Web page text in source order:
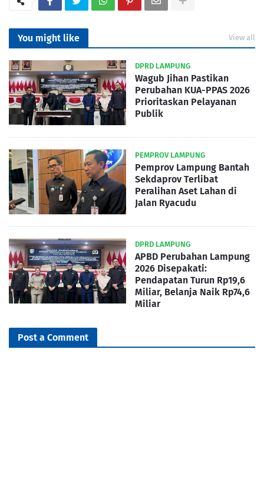
You might like View all
DPRD LAMPUNG
Wagub Jihan Pastikan
Perubahan KUA-PPAS 2026
Prioritaskan Pelayanan
Publik
PEMPROV LAMPUNG
Pemprov Lampung Bantah
Sekdaprov Terlibat
Peralihan Aset Lahan di
Jalan Ryacudu
DPRD LAMPUNG
APBD Perubahan Lampung
2026 Disepakati:
Pendapatan Turun Rp19,6
Miliar, Belanja Naik Rp74,6
Miliar
Post a Comment